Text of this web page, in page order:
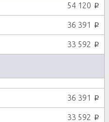
54 120 p
36 391 p
33 592 p
36 391 p
33 592 p